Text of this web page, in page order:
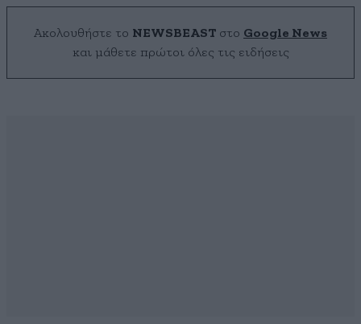
Ακολουθήστε το NEWSBEAST στο Google News
και μάθετε πρώτοι όλες τις ειδήσεις